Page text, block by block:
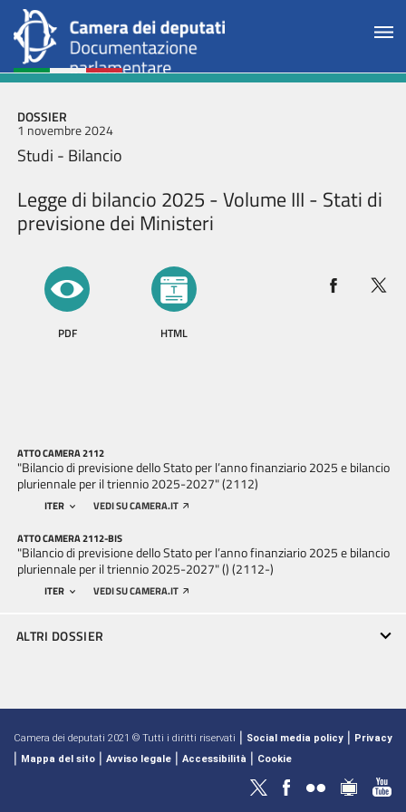
DOSSIER
1 novembre 2024
Studi - Bilancio
Legge di bilancio 2025 - Volume III - Stati di
previsione dei Ministeri
PDF HTML
ATTO CAMERA 2112
"Bilancio di previsione dello Stato per l’anno finanziario 2025 e bilancio
pluriennale per il triennio 2025-2027" (2112)
ITER VEDI SU CAMERA.IT
ATTO CAMERA 2112-BIS
"Bilancio di previsione dello Stato per l’anno finanziario 2025 e bilancio
pluriennale per il triennio 2025-2027" () (2112-)
ITER VEDI SU CAMERA.IT
ALTRI DOSSIER
Camera dei deputati 2021 © Tutti i diritti riservati | Social media policy | Privacy
| Mappa del sito | Avviso legale | Accessibilità | Cookie